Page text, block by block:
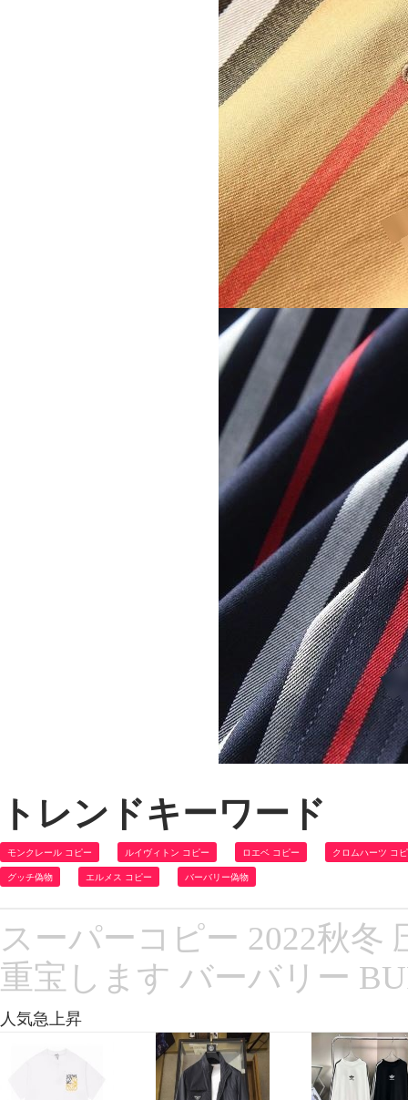
トレンドキーワード
モンクレール コピー ルイヴィトン コピー ロエベ コピー クロムハーツ コ
グッチ偽物 エルメス コピー バーバリー偽物
スーパーコピー 2022秋冬
重宝します バーバリー
人気急上昇